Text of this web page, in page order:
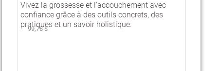
Vivez la grossesse et l'accouchement avec
confiance grâce à des outils concrets, des
pratiques et un savoir holistique.
99,78 $